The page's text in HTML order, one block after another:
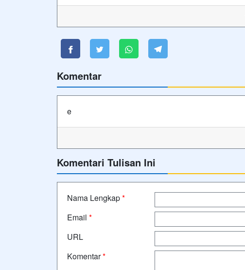
Komentar
e
Komentari Tulisan Ini
Nama Lengkap*
Email *
URL
Komentar*